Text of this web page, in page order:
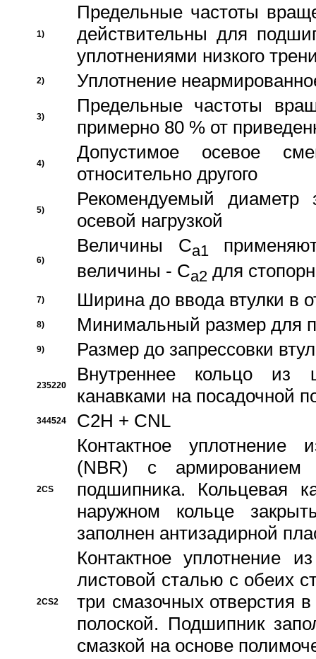
1)
Предельные частоты
действительны для
уплотнениями низкого
2) Уплотнение
3)
Предельные частоты
примерно 80 % от
4)
Допустимое осевое
относительно другого
5)
Рекомендуемый диаметр
осевой нагрузкой
6)
Величины Ca1
величины - Ca2 для
7) Ширина до ввода втулки в
8) Минимальный размер для
9) Размер до запрессовки
235220
Внутреннее кольцо из
канавками на посадочной
344524 C2H + CNL
2CS
Контактное уплотнение
(NBR) с
подшипника. Кольцевая
наружном кольце
заполнен антизадирной
2CS2
Контактное уплотнение
листовой сталью с обеих
три смазочных отверстия
полоской. Подшипник
смазкой на основе